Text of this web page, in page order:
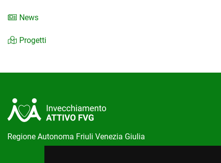
News
Progetti
Regione Autonoma Friuli Venezia Giulia